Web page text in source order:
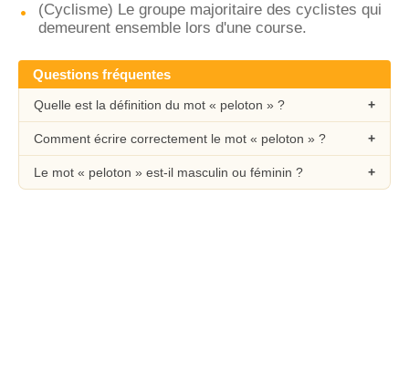
(Cyclisme) Le groupe majoritaire des cyclistes qui
demeurent ensemble lors d'une course.
Questions fréquentes
Quelle est la définition du mot « peloton » ?
Comment écrire correctement le mot « peloton » ?
Le mot « peloton » est-il masculin ou féminin ?